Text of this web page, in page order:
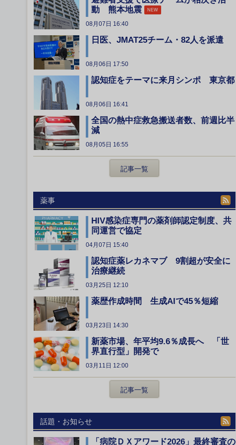
動 熊本地震
NEW
08月07日 16:40
日医、JMAT25チーム・82人を派遣
08月06日 17:50
認知症をテーマに来月シンポ 東京都
08月06日 16:41
全国の熱中症救急搬送者数、前週比半
減
08月05日 16:55
記事一覧
薬事
HIV感染症専門の薬剤師認定制度、共
同運営で協定
04月07日 15:40
認知症薬レカネマブ 9割超が安全に
治療継続
03月25日 12:10
薬歴作成時間 生成AIで45％短縮
03月23日 14:30
新薬市場、年平均9.6％成長へ 「世
界直行型」開発で
03月11日 12:00
記事一覧
話題・お知らせ
「病院ＤＸアワード2026」最終審査の